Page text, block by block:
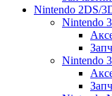
Nintendo 2DS/
Nintendo
Nintendo